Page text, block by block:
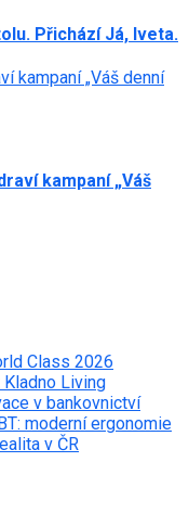
Přichází Já, Iveta.
kampaní „Váš denní
kampaní „Váš
Class 2026
Living
v bankovnictví
moderní ergonomie
v ČR